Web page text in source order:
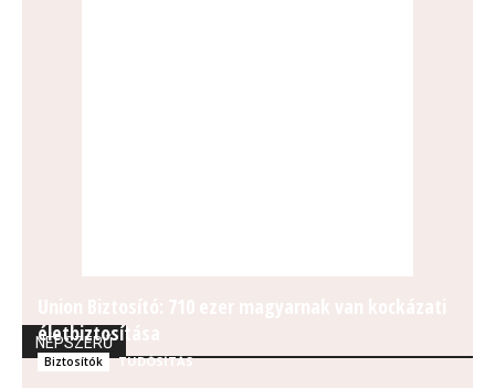
NÉPSZERŰ
életbiztosítása
Biztosítók TUDÓSÍTÁS